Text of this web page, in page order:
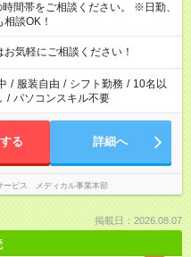
談OK！
気軽にご相談ください！
/ 服装自由 / シフト勤務 / 10名以
/ パソコンスキル不要
る 詳細へ
ービス メディカル事業本部
掲載日：2026.08.07